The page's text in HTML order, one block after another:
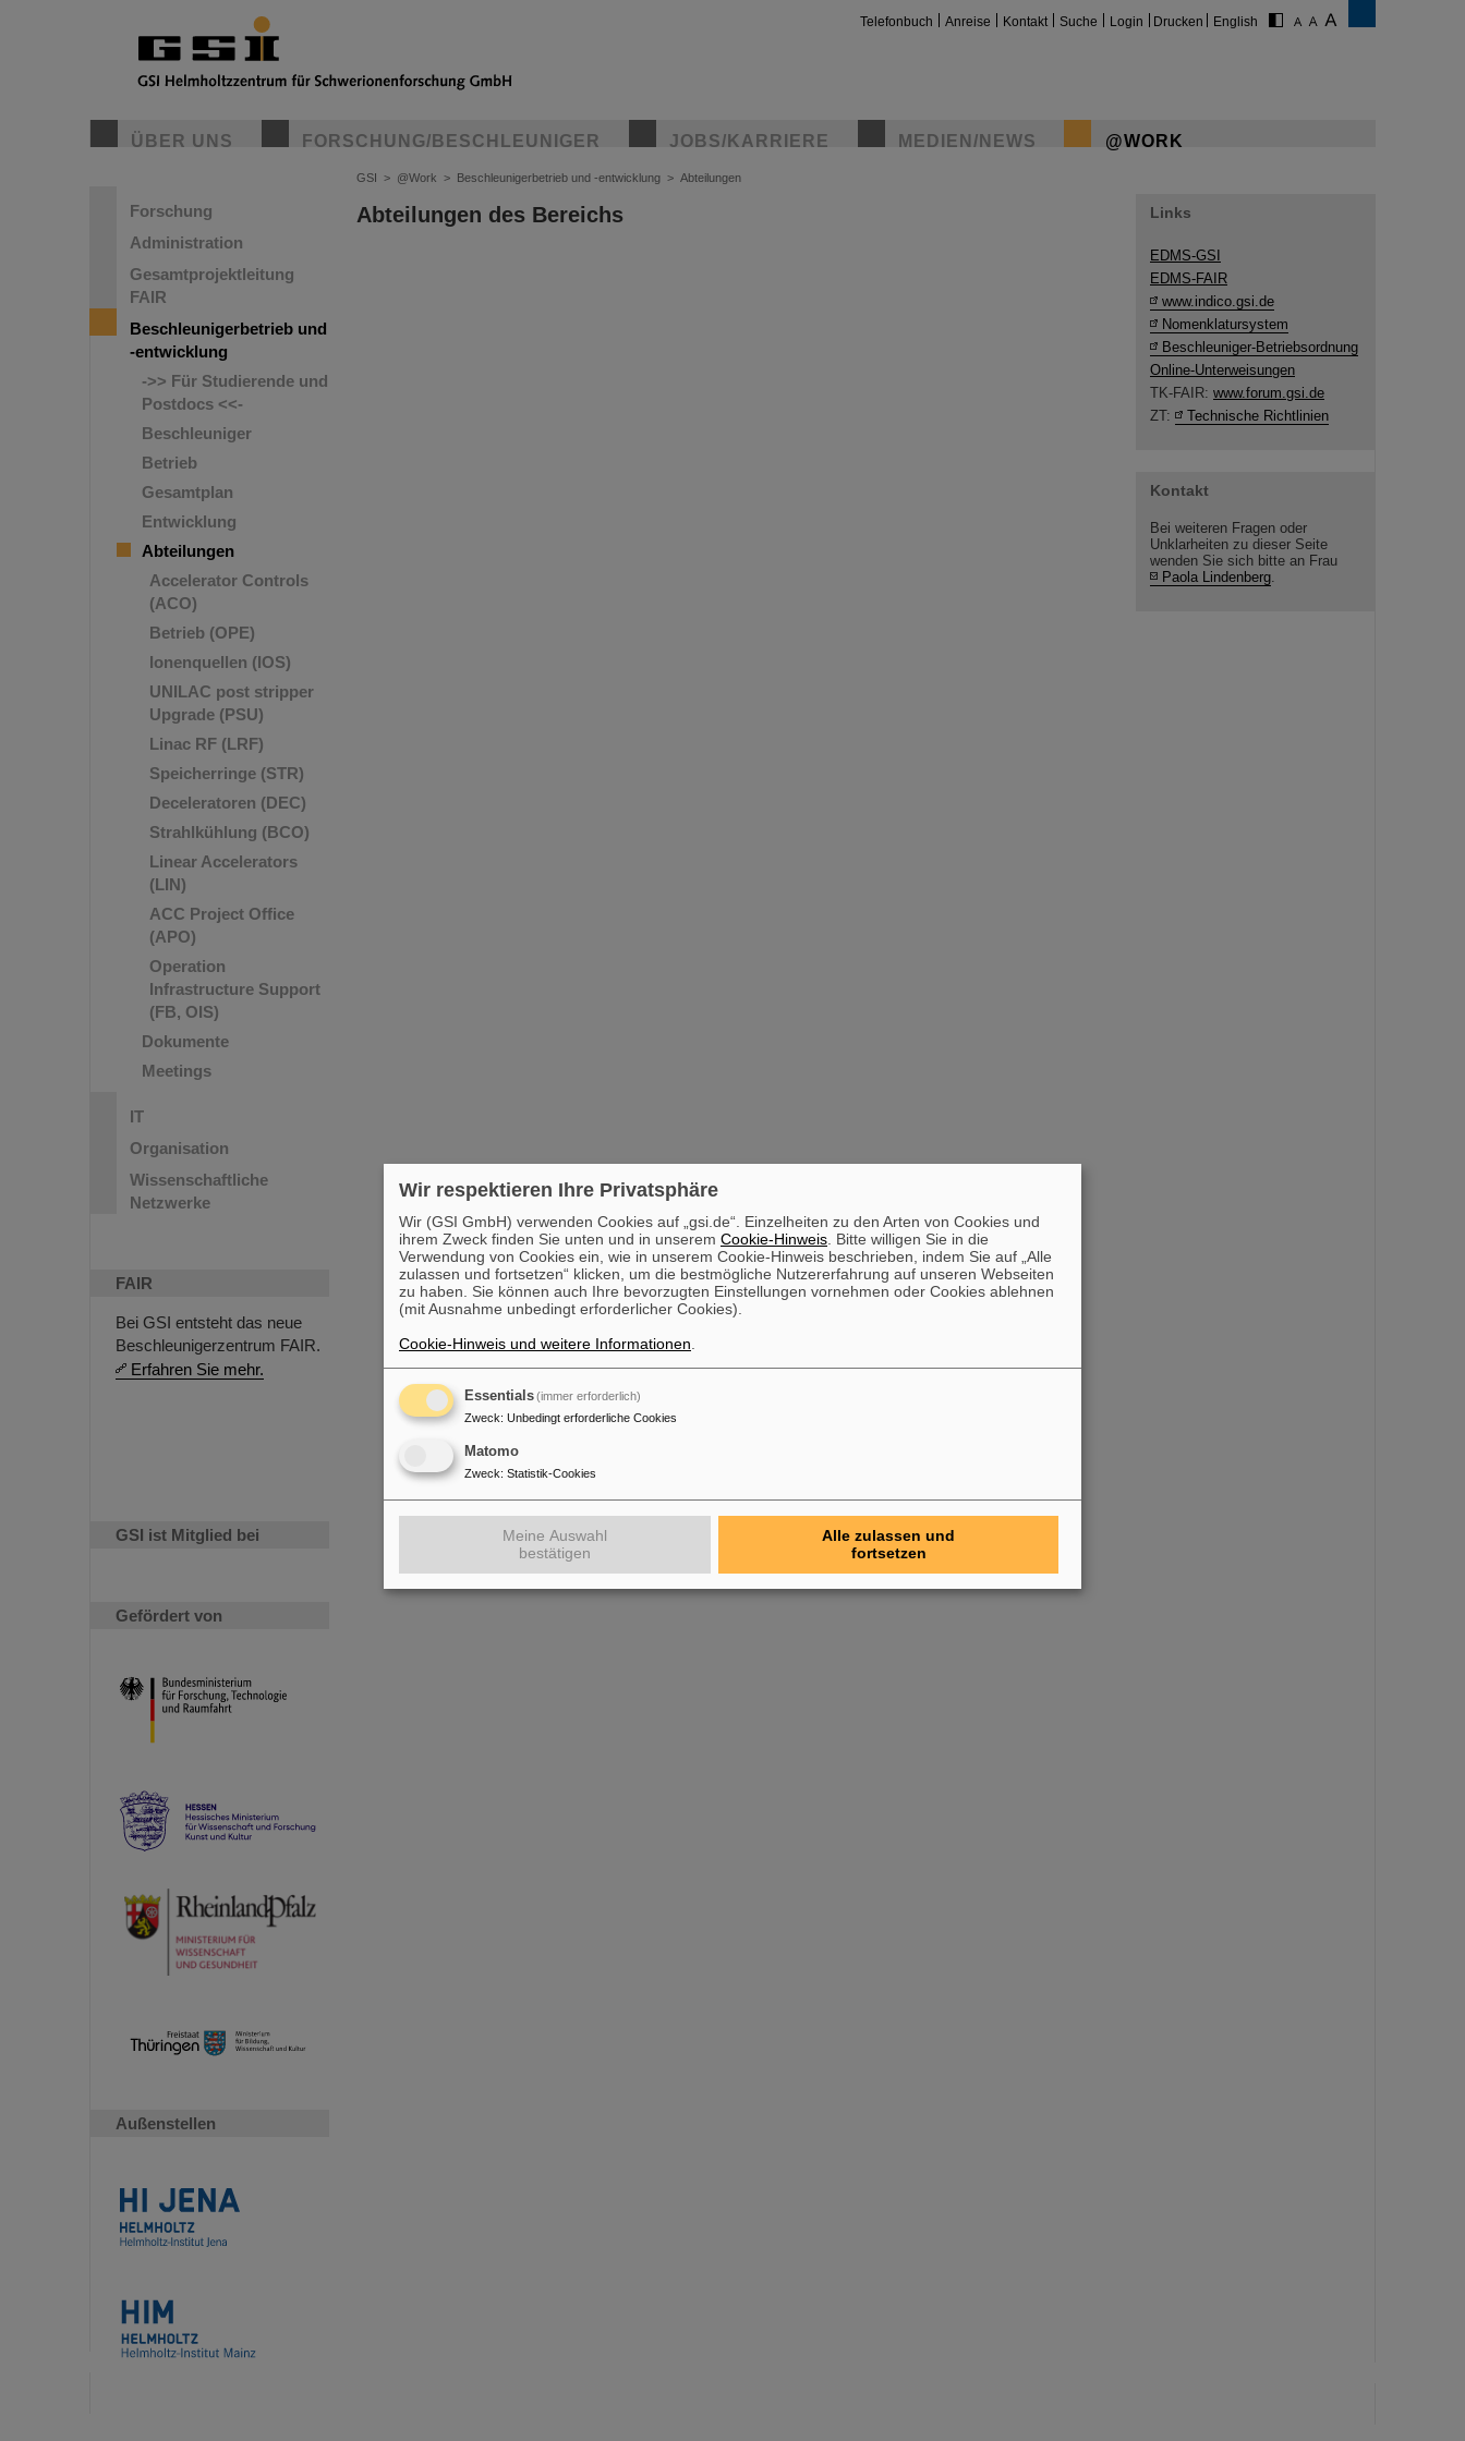
Telefonbuch Anreise Kontakt Suche Login Drucken English
ÜBER UNS FORSCHUNG/BESCHLEUNIGER JOBS/KARRIERE MEDIEN/NEWS @WORK
Forschung
Administration
Gesamtprojektleitung
FAIR
Beschleunigerbetrieb und
-entwicklung
->> Für Studierende und
Postdocs <<-
Beschleuniger
Betrieb
Gesamtplan
Entwicklung
Abteilungen
Accelerator Controls
(ACO)
Betrieb (OPE)
Ionenquellen (IOS)
UNILAC post stripper
Upgrade (PSU)
Linac RF (LRF)
Speicherringe (STR)
Deceleratoren (DEC)
Strahlkühlung (BCO)
Linear Accelerators
(LIN)
ACC Project Office
(APO)
Operation
Infrastructure Support
(FB, OIS)
Dokumente
Meetings
IT
Organisation
Wissenschaftliche
Netzwerke
FAIR
Bei GSI entsteht das neue
Beschleunigerzentrum FAIR.
Erfahren Sie mehr.
GSI ist Mitglied bei
Gefördert von
Außenstellen
GSI > @Work > Beschleunigerbetrieb und -entwicklung > Abteilungen
Abteilungen des Bereichs Links
EDMS-GSI
EDMS-FAIR
www.indico.gsi.de
Nomenklatursystem
Beschleuniger-Betriebsordnung
Online-Unterweisungen
TK-FAIR: www.forum.gsi.de
ZT:
Technische Richtlinien
Kontakt
Bei weiteren Fragen oder
Unklarheiten zu dieser Seite
wenden Sie sich bitte an Frau
Paola Lindenberg.
Wir respektieren Ihre Privatsphäre
Wir (GSI GmbH) verwenden Cookies auf „gsi.de“. Einzelheiten zu den Arten von Cookies und
ihrem Zweck finden Sie unten und in unserem Cookie-Hinweis . Bitte willigen Sie in die
Verwendung von Cookies ein, wie in unserem Cookie-Hinweis beschrieben, indem Sie auf „Alle
zulassen und fortsetzen“ klicken, um die bestmögliche Nutzererfahrung auf unseren Webseiten
zu haben. Sie können auch Ihre bevorzugten Einstellungen vornehmen oder Cookies ablehnen
(mit Ausnahme unbedingt erforderlicher Cookies).
Cookie-Hinweis und weitere Informationen
Essentials(immer erforderlich)
Zweck: Unbedingt erforderliche Cookies
Matomo
Zweck: Statistik-Cookies
Meine Auswahl
bestätigen
Alle zulassen und
fortsetzen